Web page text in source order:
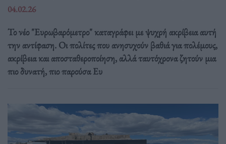
04.02.26
Το νέο "Ευρωβαρόμετρο" καταγράφει με ψυχρή ακρίβεια αυτή
την αντίφαση. Oι πολίτες που ανησυχούν βαθιά για πολέμους,
ακρίβεια και αποσταθεροποίηση, αλλά ταυτόχρονα ζητούν μια
πιο δυνατή, πιο παρούσα Ευ